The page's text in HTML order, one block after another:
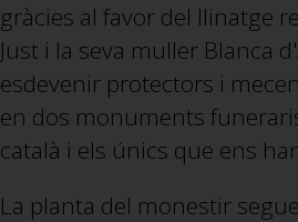
gràcies al favor del llinatge
Just i la seva muller Blanca
esdevenir protectors i
en dos monuments
català i els únics que ens
La planta del monestir